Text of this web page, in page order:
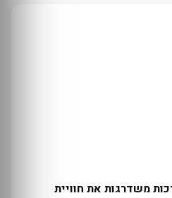
משדרגות את חוויית